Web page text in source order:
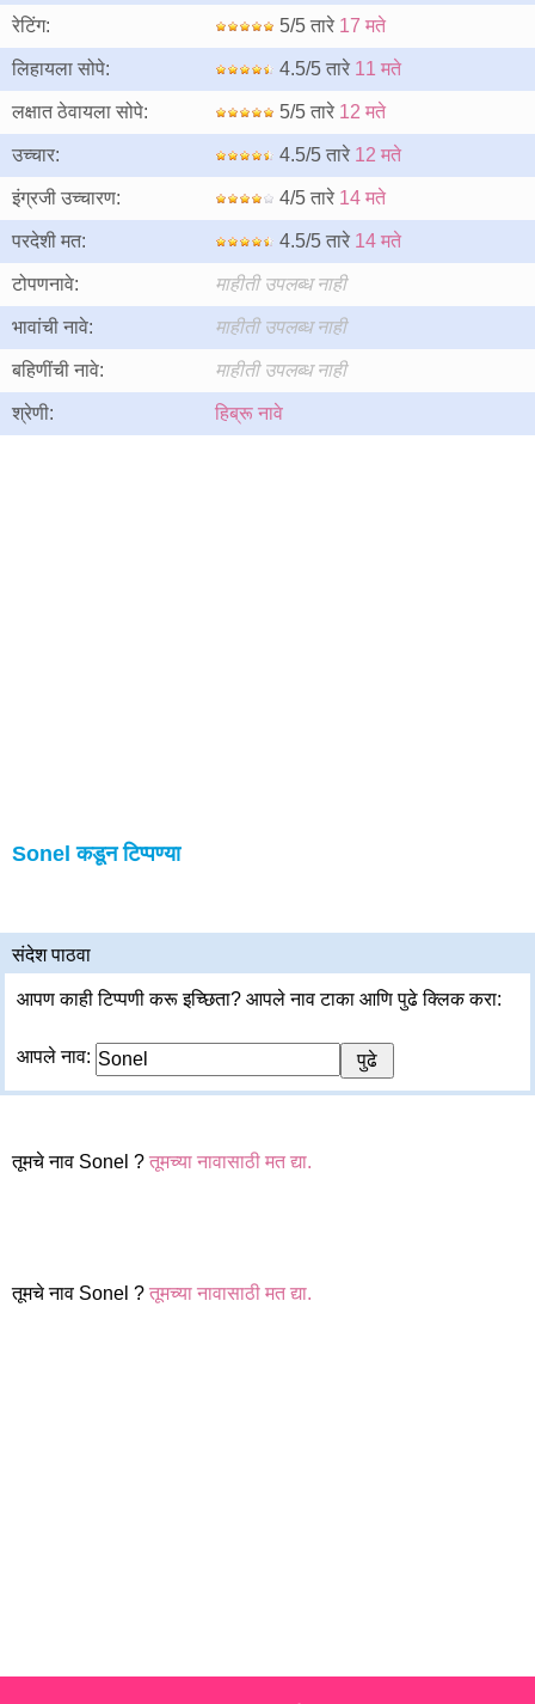
रेटिंग: 5/5 तारे 17 मते
लिहायला सोपे: 4.5/5 तारे 11 मते
लक्षात ठेवायला सोपे: 5/5 तारे 12 मते
उच्चार: 4.5/5 तारे 12 मते
इंग्रजी उच्चारण: 4/5 तारे 14 मते
परदेशी मत: 4.5/5 तारे 14 मते
टोपणनावे: माहीती उपलब्ध नाही
भावांची नावे: माहीती उपलब्ध नाही
बहिणींची नावे: माहीती उपलब्ध नाही
श्रेणी: हिब्रू नावे
Sonel कडून टिप्पण्या
संदेश पाठवा
आपण काही टिप्पणी करू इच्छिता? आपले नाव टाका आणि पुढे क्लिक करा:
आपले नाव:
तूमचे नाव Sonel ? तूमच्या नावासाठी मत द्या.
तूमचे नाव Sonel ? तूमच्या नावासाठी मत द्या.